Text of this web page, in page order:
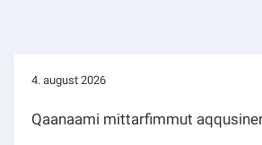
4. august 2026
Qaanaami mittarfimmut